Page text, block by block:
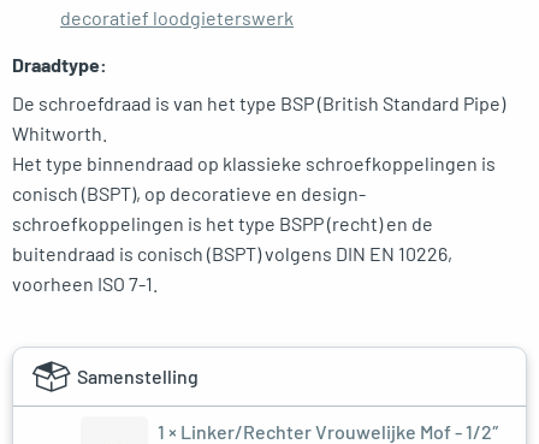
decoratief loodgieterswerk
Draadtype:
De schroefdraad is van het type BSP (British Standard Pipe)
Whitworth.
Het type binnendraad op klassieke schroefkoppelingen is
conisch (BSPT), op decoratieve en design-
schroefkoppelingen is het type BSPP (recht) en de
buitendraad is conisch (BSPT) volgens DIN EN 10226,
voorheen ISO 7-1.
Samenstelling
1 × Linker/Rechter Vrouwelijke Mof - 1/2″